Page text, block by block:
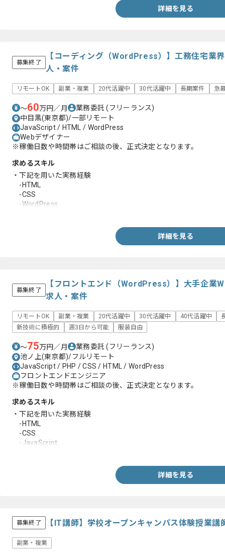
詳細を見る
募集終了
【コーディング（WordPress）】工務住宅業
人・案件
リモートOK 副業・複業 20代活躍中 30代活躍中 長期案件 急
〜60万円／月 業務委託(フリーランス)
中目黒(東京都)/一部リモート
JavaScript / HTML / WordPress
Webデザイナー
※稼働日数や時間帯はご相談の後、正式決定となります。
求めるスキル
・下記を用いた実務経験
-HTML
-CSS
-WordPress
詳細を見る
募集終了
【フロントエンド（WordPress）】大手企業
求人・案件
リモートOK 副業・複業 20代活躍中 30代活躍中 40代活躍中
新技術に積極的
週3日から可能 服装自由
〜75万円／月 業務委託(フリーランス)
池ノ上(東京都)/フルリモート
JavaScript / PHP / CSS / HTML / WordPress
フロントエンドエンジニア
※稼働日数や時間帯はご相談の後、正式決定となります。
求めるスキル
・下記を用いた実務経験
-HTML
-CSS
-JavaScript
・toB /toCサービスの開発実務経験
詳細を見る
募集終了 【IT講師】学校オープンキャンパス体験授業
副業・複業